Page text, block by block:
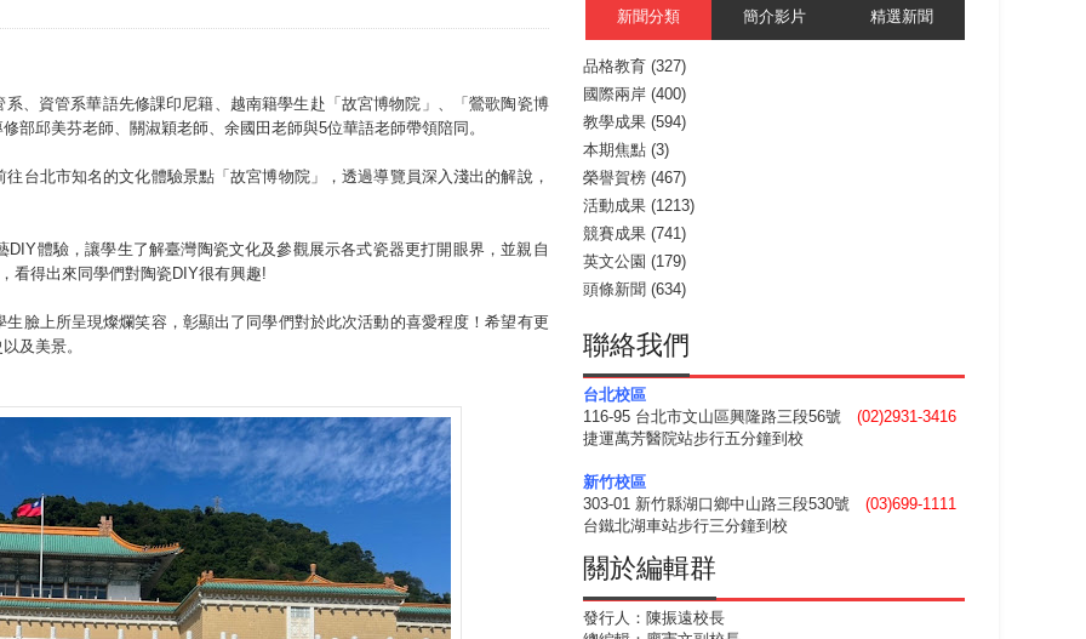
」與「Wwise」雙認證
、資管系華語先修課印尼籍、越南籍學生赴「故宮博物院」、「鶯歌陶瓷博
部邱美芬老師、關淑穎老師、余國田老師與5位華語老師帶領陪同。
台北市知名的文化體驗景點「故宮博物院」，透過導覽員深入淺出的解說，
體驗，讓學生了解臺灣陶瓷文化及參觀展示各式瓷器更打開眼界，並親自
看得出來同學們對陶瓷DIY很有興趣!
臉上所呈現燦爛笑容，彰顯出了同學們對於此次活動的喜愛程度！希望有更
及美景。
新聞分類 簡介影片 精選新聞
品格教育 (327)
國際兩岸 (400)
教學成果 (594)
本期焦點 (3)
榮譽賀榜 (467)
活動成果 (1213)
競賽成果 (741)
英文公園 (179)
頭條新聞 (634)
聯絡我們
台北校區
116-95 台北市文山區興隆路三段56號 (02)2931-3416
捷運萬芳醫院站步行五分鐘到校
新竹校區
303-01 新竹縣湖口鄉中山路三段530號 (03)699-1111
台鐵北湖車站步行三分鐘到校
關於編輯群
發行人：陳振遠校長